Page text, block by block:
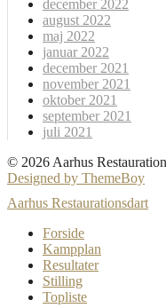
december 2022
august 2022
maj 2022
januar 2022
december 2021
november 2021
oktober 2021
september 2021
juli 2021
© 2026 Aarhus
Designed by ThemeBoy
Aarhus Restaurationsdart
Forside
Kampplan
Resultater
Stilling
Topliste